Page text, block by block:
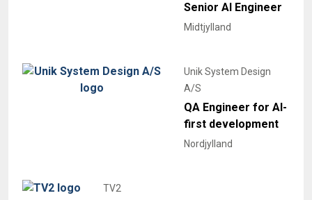
Senior AI Engineer
Midtjylland
Unik System Design
A/S
QA Engineer for AI-
first development
Nordjylland
TV2